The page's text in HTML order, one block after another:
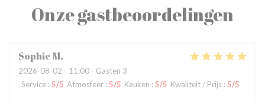
Onze gastbeoordelingen
SophieM
2026-08-02 - 11:00 - Gasten 3
Service : 5/5 Atmosfeer : 5/5 Keuken : 5/5 Kwaliteit / Prijs : 5/5